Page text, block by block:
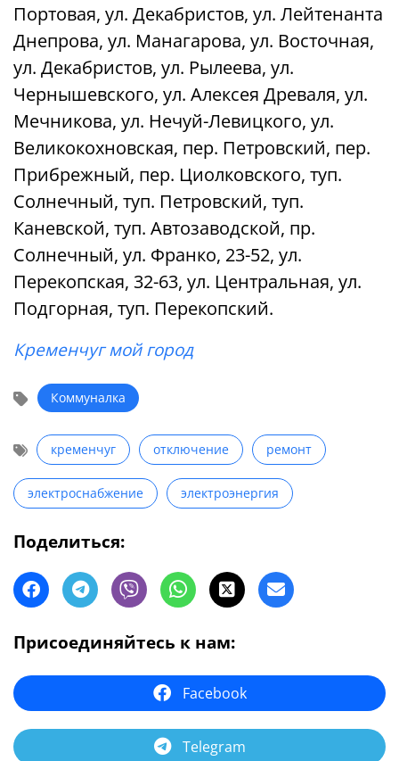
Портовая, ул. Декабристов, ул. Лейтенанта
Днепрова, ул. Манагарова, ул. Восточная,
ул. Декабристов, ул. Рылеева, ул.
Чернышевского, ул. Алексея Древаля, ул.
Мечникова, ул. Нечуй-Левицкого, ул.
Великокохновская, пер. Петровский, пер.
Прибрежный, пер. Циолковского, туп.
Солнечный, туп. Петровский, туп.
Каневской, туп. Автозаводской, пр.
Солнечный, ул. Франко, 23-52, ул.
Перекопская, 32-63, ул. Центральная, ул.
Подгорная, туп. Перекопский.
Кременчуг мой город
Коммуналка
кременчуг отключение ремонт
электроснабжение электроэнергия
Поделиться:
Присоединяйтесь к нам:
Facebook
Telegram